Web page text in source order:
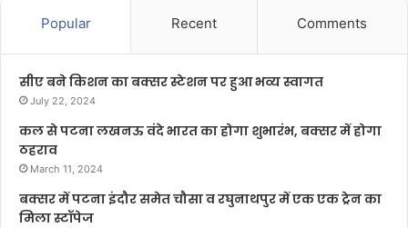
Popular Recent Comments
सीए बने किशन का बक्सर स्टेशन पर हुआ भव्य स्वागत
July 22, 2024
कल से पटना लखनऊ वंदे भारत का होगा शुभारंभ, बक्सर में होगा
ठहराव
March 11, 2024
बक्सर में पटना इंदौर समेत चौसा व रघुनाथपुर में एक एक ट्रेन का
मिला स्टॉपेज